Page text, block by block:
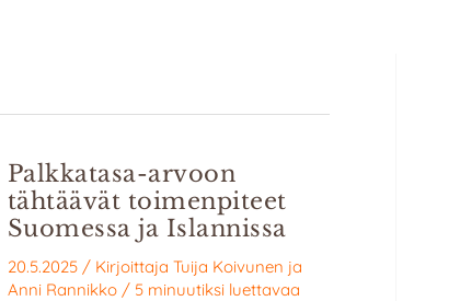
Palkkatasa-arvoon
tähtäävät toimenpiteet
Suomessa ja Islannissa
20.5.2025 / Kirjoittaja Tuija Koivunen ja
Anni Rannikko/ 5 minuutiksi luettavaa